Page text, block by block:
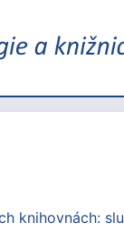
knihovnách: